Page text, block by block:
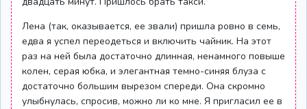
Лена (так, оказывается, ее звали) пришла ровно в семь,
едва я успел переодеться и включить чайник. На этот
раз на ней была достаточно длинная, ненамного повыше
колен, серая юбка, и элегантная темно-синяя блуза с
достаточно большим вырезом спереди. Она скромно
улыбнулась, спросив, можно ли ко мне. Я пригласил ее в